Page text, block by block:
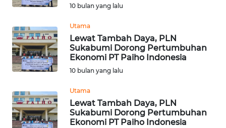
10 bulan yang lalu
Utama
Lewat Tambah Daya, PLN
Sukabumi Dorong Pertumbuhan
Ekonomi PT Paiho Indonesia
10 bulan yang lalu
Utama
Lewat Tambah Daya, PLN
Sukabumi Dorong Pertumbuhan
Ekonomi PT Paiho Indonesia
GORONTALO
WN
SULUT
WN
MALUKU